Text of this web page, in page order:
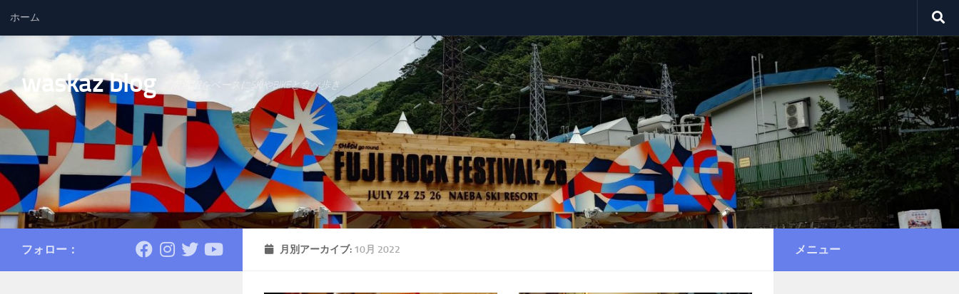
コンテンツへスキップ
ホーム
waskaz blog 南魚沼をベースにSKIやBIKEと食べ歩き
月別アーカイブ: 10月 2022
フォロー： メニュー